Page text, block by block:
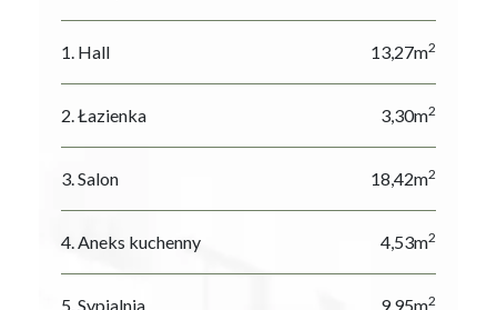
1. Hall 13,27m2
2. Łazienka 3,30m2
3. Salon 18,42m2
4. Aneks kuchenny 4,53m2
5. Sypialnia 9,95m2